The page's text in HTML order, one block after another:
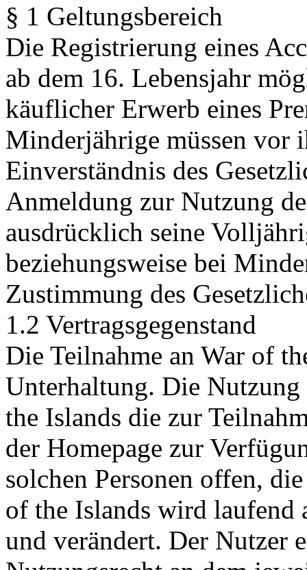
§ 1 Geltungsbereich
Die Registrierung eines
ab dem 16. Lebensjahr
käuflicher Erwerb eines
Minderjährige müssen vor
Einverständnis des
Anmeldung zur Nutzung
ausdrücklich seine
beziehungsweise bei
Zustimmung des
1.2 Vertragsgegenstand
Die Teilnahme an War of
Unterhaltung. Die
the Islands die zur
der Homepage zur
solchen Personen offen,
of the Islands wird laufend
und verändert. Der Nutzer